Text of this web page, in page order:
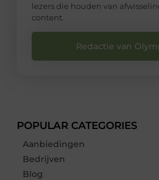
lezers die houden van
content.
Redactie van
POPULAR CATEGORIES
Aanbiedingen
Bedrijven
Blog